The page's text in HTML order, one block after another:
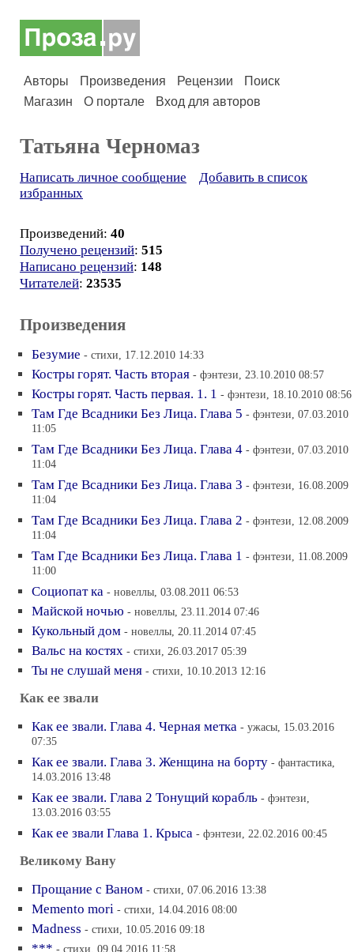
Авторы Произведения Рецензии
Поиск
Магазин
О портале Вход для авторов
Татьяна Черномаз
Написать личное сообщение
Добавить в список
избранных
Произведений: 40
Получено рецензий: 515
Написано рецензий: 148
Читателей: 23535
Произведения
Безумие - стихи, 17.12.2010 14:33
Костры горят. Часть вторая - фэнтези, 23.10.2010 08:57
Костры горят. Часть первая. 1. 1 - фэнтези, 18.10.2010 08:56
Там Где Всадники Без Лица. Глава 5 - фэнтези, 07.03.2010
11:05
Там Где Всадники Без Лица. Глава 4 - фэнтези, 07.03.2010
11:04
Там Где Всадники Без Лица. Глава 3 - фэнтези, 16.08.2009
11:04
Там Где Всадники Без Лица. Глава 2 - фэнтези, 12.08.2009
11:04
Там Где Всадники Без Лица. Глава 1 - фэнтези, 11.08.2009
11:00
Социопат ка - новеллы, 03.08.2011 06:53
Майской ночью - новеллы, 23.11.2014 07:46
Кукольный дом - новеллы, 20.11.2014 07:45
Вальс на костях - стихи, 26.03.2017 05:39
Ты не слушай меня - стихи, 10.10.2013 12:16
Как ее звали
Как ее звали. Глава 4. Черная метка - ужасы, 15.03.2016
07:35
Как ее звали. Глава 3. Женщина на борту - фантастика,
14.03.2016 13:48
Как ее звали. Глава 2 Тонущий корабль - фэнтези,
13.03.2016 03:55
Как ее звали Глава 1. Крыса - фэнтези, 22.02.2016 00:45
Великому Вану
Прощание с Ваном - стихи, 07.06.2016 13:38
Memento mori - стихи, 14.04.2016 08:00
Madness - стихи, 10.05.2016 09:18
*** - стихи, 09.04.2016 11:58